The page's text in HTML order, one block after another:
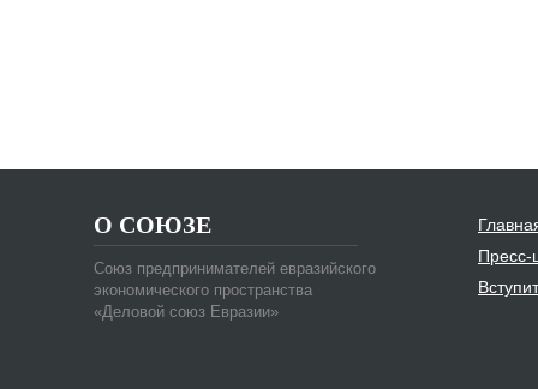
О СОЮЗЕ
Союз предпринимателей евразийского
экономического пространства
«Деловой союз Евразии»
Пресс-